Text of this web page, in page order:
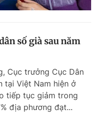
số già sau năm
Cục trưởng Cục Dân
tại Việt Nam hiện ở
tiếp tục giảm trong
địa phương đạt...